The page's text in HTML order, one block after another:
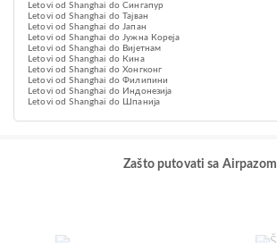
Letovi od Shanghai do Сингапур
Letovi od Shanghai do Тајван
Letovi od Shanghai do Јапан
Letovi od Shanghai do Јужна Кореја
Letovi od Shanghai do Вијетнам
Letovi od Shanghai do Кина
Letovi od Shanghai do Хонгконг
Letovi od Shanghai do Филипини
Letovi od Shanghai do Индонезија
Letovi od Shanghai do Шпанија
Zašto putovati sa Airpazom